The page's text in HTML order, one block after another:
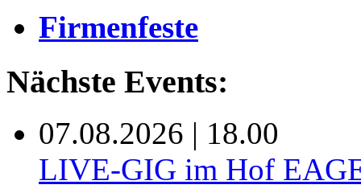
Firmenfeste
Nächste Events:
07.08.2026 | 18.00
LIVE-GIG im Hof